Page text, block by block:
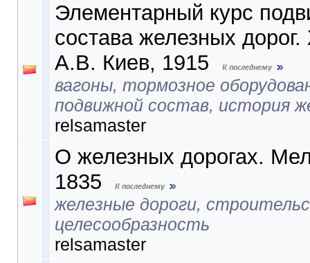
Элементарный курс
состава железных
А.В. Киев, 1915
вагоны, тормозное
подвижной состав, история
relsamaster
О железных дорогах.
1835
железные дороги,
целесообразность
relsamaster